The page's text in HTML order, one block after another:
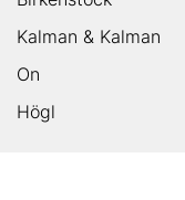
Kalman & Kalman
On
Högl